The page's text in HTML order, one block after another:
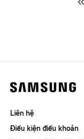
Liên hệ
Điều kiện điều khoản